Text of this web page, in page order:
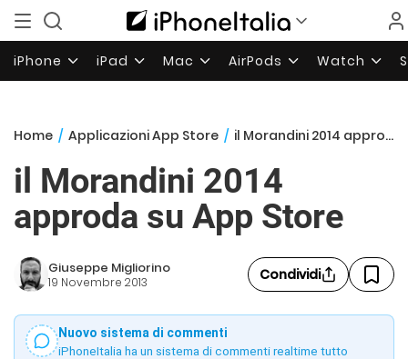
iPhone iPad Mac AirPods Watch
Home / Applicazioni App Store / il Morandini 2014 approda su App Store
il Morandini 2014
approda su App Store
Giuseppe Migliorino
19 Novembre 2013 Condividi
Nuovo sistema di commenti
iPhoneItalia ha un sistema di commenti realtime tutto